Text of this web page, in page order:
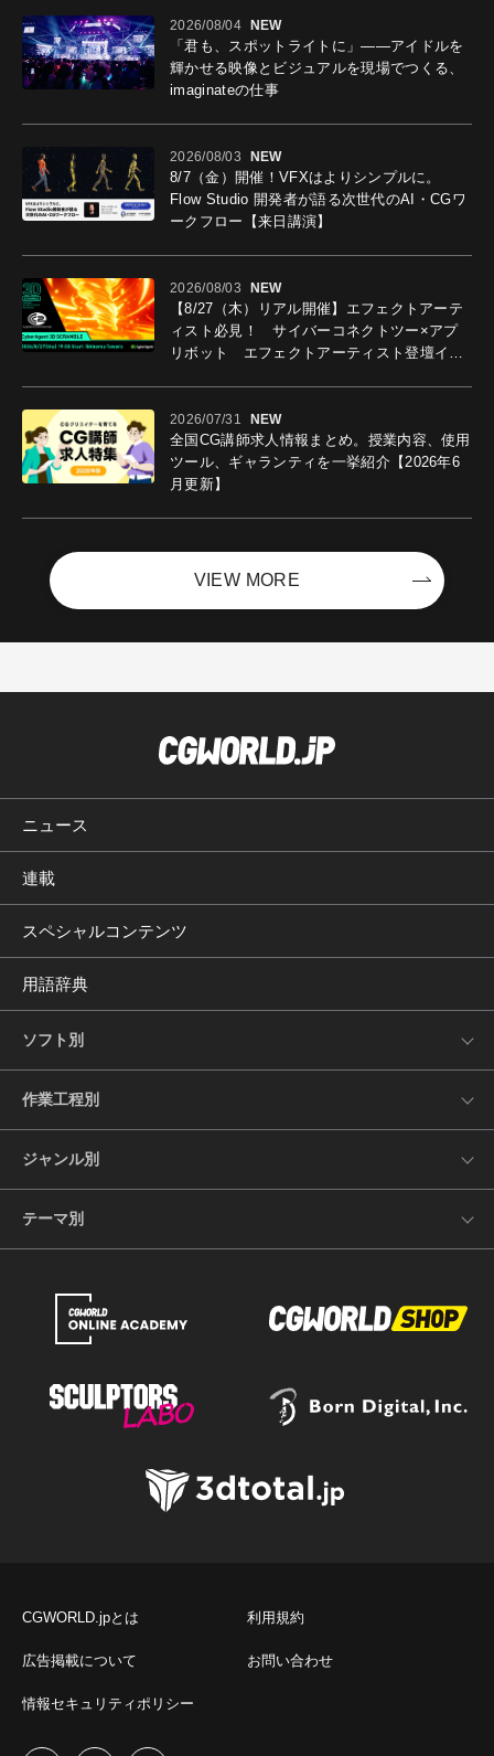
2026/08/04 NEW
「君も、スポットライトに」――アイドルを
輝かせる映像とビジュアルを現場でつくる、
imaginateの仕事
2026/08/03 NEW
8/7（金）開催！VFXはよりシンプルに。
Flow Studio 開発者が語る次世代のAI・CGワ
ークフロー【来日講演】
2026/08/03 NEW
【8/27（木）リアル開催】エフェクトアーテ
ィスト必見！ サイバーコネクトツー×アプ
リボット エフェクトアーティスト登壇イベ
2026/07/31 NEW
全国CG講師求人情報まとめ。授業内容、使用
ツール、ギャランティを一挙紹介【2026年6
月更新】
VIEW MORE
ニュース
連載
スペシャルコンテンツ
用語辞典
ソフト別
作業工程別
ジャンル別
テーマ別
CGWORLD.jpとは 利用規約
広告掲載について お問い合わせ
情報セキュリティポリシー